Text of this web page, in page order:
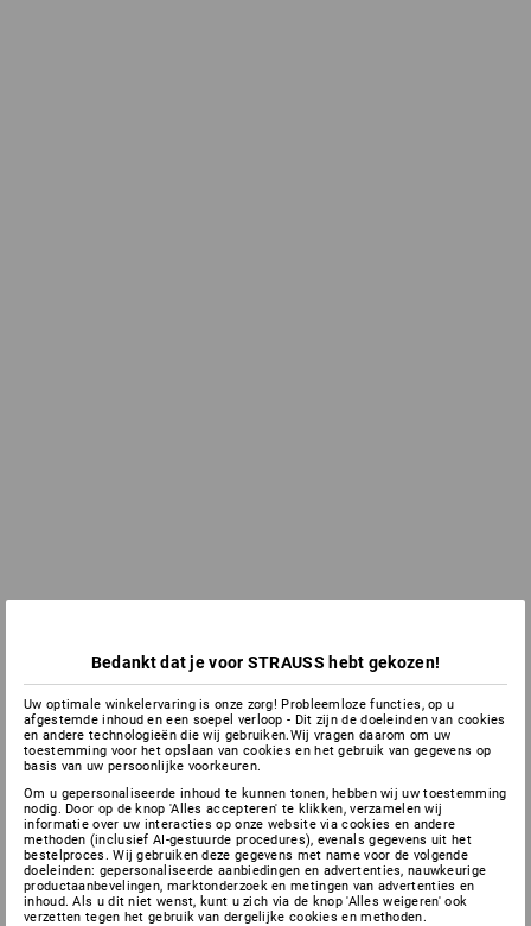
Bedankt dat je voor STRAUSS hebt gekozen!
Uw optimale winkelervaring is onze zorg! Probleemloze functies, op u
afgestemde inhoud en een soepel verloop - Dit zijn de doeleinden van cookies
en andere technologieën die wij gebruiken.Wij vragen daarom om uw
toestemming voor het opslaan van cookies en het gebruik van gegevens op
basis van uw persoonlijke voorkeuren.
Om u gepersonaliseerde inhoud te kunnen tonen, hebben wij uw toestemming
nodig. Door op de knop 'Alles accepteren' te klikken, verzamelen wij
informatie over uw interacties op onze website via cookies en andere
methoden (inclusief AI-gestuurde procedures), evenals gegevens uit het
bestelproces. Wij gebruiken deze gegevens met name voor de volgende
doeleinden: gepersonaliseerde aanbiedingen en advertenties, nauwkeurige
productaanbevelingen, marktonderzoek en metingen van advertenties en
inhoud. Als u dit niet wenst, kunt u zich via de knop 'Alles weigeren' ook
verzetten tegen het gebruik van dergelijke cookies en methoden.